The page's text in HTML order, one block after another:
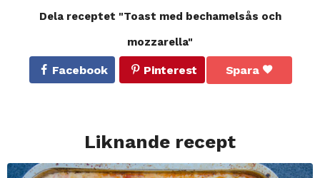
Dela receptet "Toast med bechamelsås och
mozzarella"
Facebook Pinterest Spara
Liknande recept